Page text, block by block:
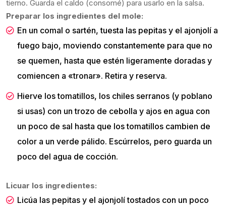
tierno. Guarda el caldo (consomé) para usarlo en la salsa.
Preparar los ingredientes del mole:
En un comal o sartén, tuesta las pepitas y el ajonjolí a
fuego bajo, moviendo constantemente para que no
se quemen, hasta que estén ligeramente doradas y
comiencen a «tronar». Retira y reserva.
Hierve los tomatillos, los chiles serranos (y poblano
si usas) con un trozo de cebolla y ajos en agua con
un poco de sal hasta que los tomatillos cambien de
color a un verde pálido. Escúrrelos, pero guarda un
poco del agua de cocción.
Licuar los ingredientes:
Licúa las pepitas y el ajonjolí tostados con un poco